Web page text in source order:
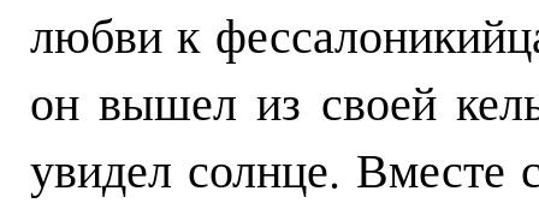
любви к
он вышел из своей
увидел солнце. Вместе